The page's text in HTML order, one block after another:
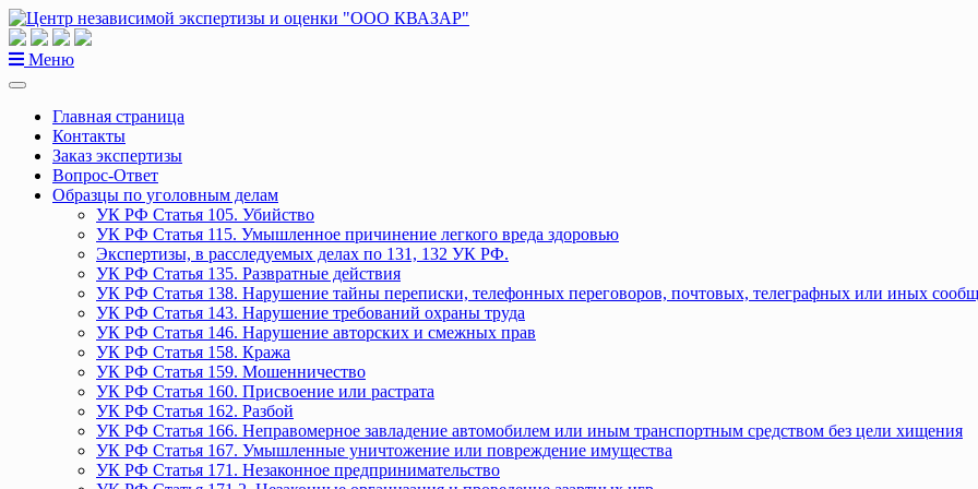
Перейти
к
содержанию
Меню
Главная страница
Контакты
Заказ экспертизы
Вопрос-Ответ
Образцы по уголовным делам
УК РФ Статья 105. Убийство
УК РФ Статья 115. Умышленное причинение легкого вреда здоровью
Экспертизы, в расследуемых делах по 131, 132 УК РФ.
УК РФ Статья 135. Развратные действия
УК РФ Статья 138. Нарушение тайны переписки, телефонных переговоров, почтовых, телеграфных или иных
УК РФ Статья 143. Нарушение требований охраны труда
УК РФ Статья 146. Нарушение авторских и смежных прав
УК РФ Статья 158. Кража
УК РФ Статья 159. Мошенничество
УК РФ Статья 160. Присвоение или растрата
УК РФ Статья 162. Разбой
УК РФ Статья 166. Неправомерное завладение автомобилем или иным транспортным средством без цели хищения
УК РФ Статья 167. Умышленные уничтожение или повреждение имущества
УК РФ Статья 171. Незаконное предпринимательство